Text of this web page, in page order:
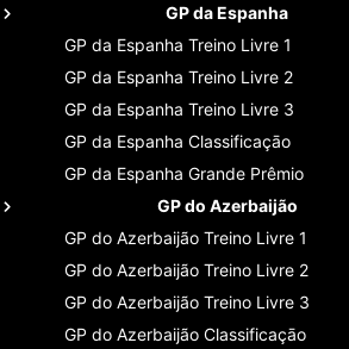
GP da Espanha
GP da Espanha Treino Livre 1
GP da Espanha Treino Livre 2
GP da Espanha Treino Livre 3
GP da Espanha Classificaçāo
GP da Espanha Grande Prêmio
GP do Azerbaijão
GP do Azerbaijão Treino Livre 1
GP do Azerbaijão Treino Livre 2
GP do Azerbaijão Treino Livre 3
GP do Azerbaijão Classificaçāo